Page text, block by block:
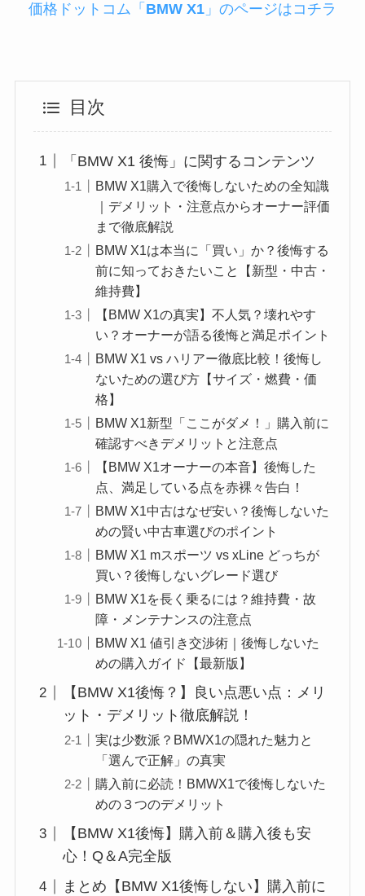
価格ドットコム「 BMW X1 」のページはコチラ
目次
「BMW X1 後悔」に関するコンテンツ
BMW X1購入で後悔しないための全知識
｜デメリット・注意点からオーナー評価
まで徹底解説
BMW X1は本当に「買い」か？後悔する
前に知っておきたいこと【新型・中古・
維持費】
【BMW X1の真実】不人気？壊れやす
い？オーナーが語る後悔と満足ポイント
BMW X1 vs ハリアー徹底比較！後悔し
ないための選び方【サイズ・燃費・価
格】
BMW X1新型「ここがダメ！」購入前に
確認すべきデメリットと注意点
【BMW X1オーナーの本音】後悔した
点、満足している点を赤裸々告白！
BMW X1中古はなぜ安い？後悔しないた
めの賢い中古車選びのポイント
BMW X1 mスポーツ vs xLine どっちが
買い？後悔しないグレード選び
BMW X1を長く乗るには？維持費・故
障・メンテナンスの注意点
BMW X1 値引き交渉術｜後悔しないた
めの購入ガイド【最新版】
【BMW X1後悔？】良い点悪い点：メリ
ット・デメリット徹底解説！
実は少数派？BMWX1の隠れた魅力と
「選んで正解」の真実
購入前に必読！BMWX1で後悔しないた
めの３つのデメリット
【BMW X1後悔】購入前＆購入後も安
心！Q＆A完全版
まとめ【BMW X1後悔しない】購入前に